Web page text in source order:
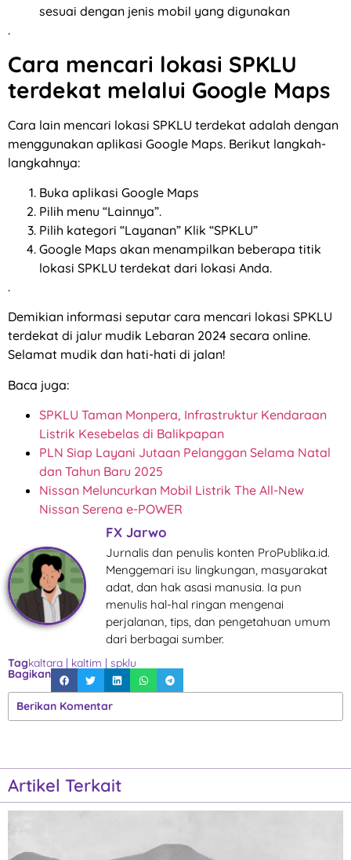
sesuai dengan jenis mobil yang digunakan
.
Cara mencari lokasi SPKLU
terdekat melalui Google Maps
Cara lain mencari lokasi SPKLU terdekat adalah dengan
menggunakan aplikasi Google Maps. Berikut langkah-
langkahnya:
Buka aplikasi Google Maps
Pilih menu “Lainnya”.
Pilih kategori “Layanan” Klik “SPKLU”
Google Maps akan menampilkan beberapa titik
lokasi SPKLU terdekat dari lokasi Anda.
.
Demikian informasi seputar cara mencari lokasi SPKLU
terdekat di jalur mudik Lebaran 2024 secara online.
Selamat mudik dan hati-hati di jalan!
Baca juga:
SPKLU Taman Monpera, Infrastruktur Kendaraan
Listrik Kesebelas di Balikpapan
PLN Siap Layani Jutaan Pelanggan Selama Natal
dan Tahun Baru 2025
Nissan Meluncurkan Mobil Listrik The All-New
Nissan Serena e-POWER
FX Jarwo
Jurnalis dan penulis konten ProPublika.id.
Menggemari isu lingkungan, masyarakat
adat, dan hak asasi manusia. Ia pun
menulis hal-hal ringan mengenai
perjalanan, tips, dan pengetahuan umum
dari berbagai sumber.
Tagkaltara | kaltim | spklu
Bagikan
Berikan Komentar
Artikel Terkait